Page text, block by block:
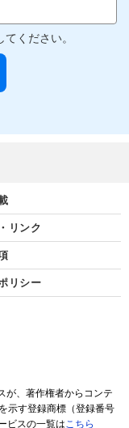
ください。
リンク
リシー
が、著作権者からコンテ
示す登録商標（登録番号
ビスの一覧は こちら